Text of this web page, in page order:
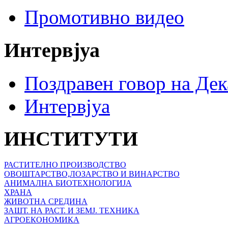
Промотивно видео
Интервјуа
Поздравен говор на
Интервјуа
ИНСТИТУТИ
РАСТИТЕЛНО ПРОИЗВОДСТВО
ОВОШТАРСТВО,ЛОЗАРСТВО И ВИНАРСТВО
АНИМАЛНА БИОТЕХНОЛОГИЈА
ХРАНА
ЖИВОТНА СРЕДИНА
ЗАШТ. НА РАСТ. И ЗЕМЈ. ТЕХНИКА
АГРОЕКОНОМИКА